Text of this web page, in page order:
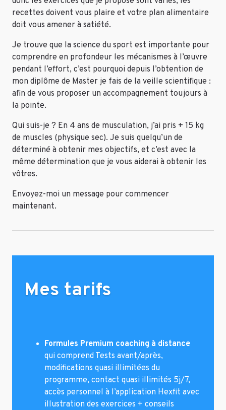
recettes doivent vous plaire et votre plan alimentaire
doit vous amener à satiété.
Je trouve que la science du sport est importante pour
comprendre en profondeur les mécanismes à l’œuvre
pendant l’effort, c’est pourquoi depuis l’obtention de
mon diplôme de Master je fais de la veille scientifique :
afin de vous proposer un accompagnement toujours à
la pointe.
Qui suis-je ? En 4 ans de musculation, j’ai pris + 15 kg
de muscles (physique sec). Je suis quelqu’un de
déterminé à obtenir mes objectifs, et c’est avec la
même détermination que je vous aiderai à obtenir les
vôtres.
Envoyez-moi un message pour commencer
maintenant.
Mes tarifs
Formules Premium coaching à distance
qui comprend Tests avant/après,
modifications quasi illimitées du
programme, contact quasi illimités 5j/7,
accès personnel à l’application Hexfit avec
illustration des exercices + conseils